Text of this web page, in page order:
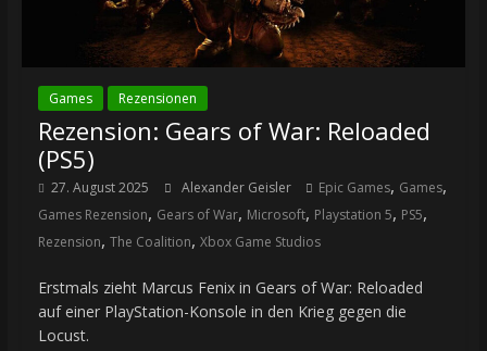
Games Rezensionen
Rezension: Gears of War: Reloaded
(PS5)
27. August 2025 Alexander Geisler Epic Games, Games,
Games Rezension, Gears of War, Microsoft, Playstation 5, PS5,
Rezension, The Coalition, Xbox Game Studios
Erstmals zieht Marcus Fenix in Gears of War: Reloaded
auf einer PlayStation-Konsole in den Krieg gegen die
Locust.